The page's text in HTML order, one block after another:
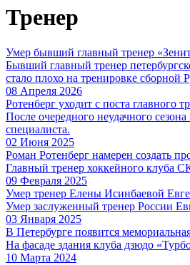
Тренер
Умер бывший главный тренер
Бывший главный тренер
стало плохо на тренировке
08 Апреля 2026
Ротенберг уходит с поста главного
После очередного неудачного
специалиста.
02 Июня 2025
Роман Ротенберг намерен создать
Главный тренер хоккейного клуба
09 Февраля 2025
Умер тренер Елены Исинбаевой
Умер заслуженный тренер России
03 Января 2025
В Петербурге появится
На фасаде здания клуба дзюдо
10 Марта 2024